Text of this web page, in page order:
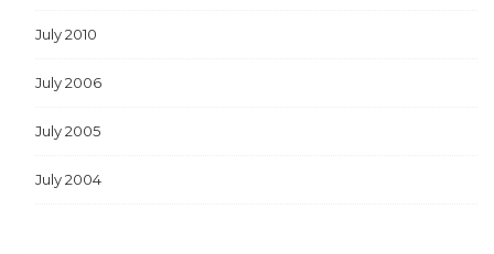
July 2010
July 2006
July 2005
July 2004